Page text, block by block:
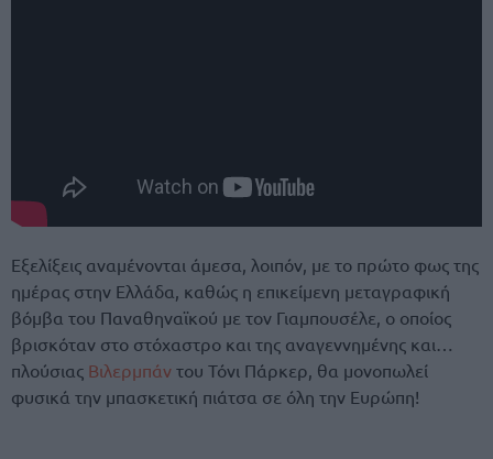
Εξελίξεις αναμένονται άμεσα, λοιπόν, με το πρώτο φως της
ημέρας στην Ελλάδα, καθώς η επικείμενη μεταγραφική
βόμβα του Παναθηναϊκού με τον Γιαμπουσέλε, ο οποίος
βρισκόταν στο στόχαστρο και της αναγεννημένης και…
πλούσιας Βιλερμπάν του Τόνι Πάρκερ, θα μονοπωλεί
φυσικά την μπασκετική πιάτσα σε όλη την Ευρώπη!